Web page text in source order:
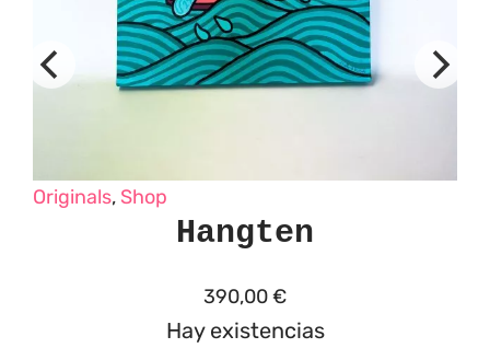
Originals, Shop
Hangten
390,00€
Hay existencias